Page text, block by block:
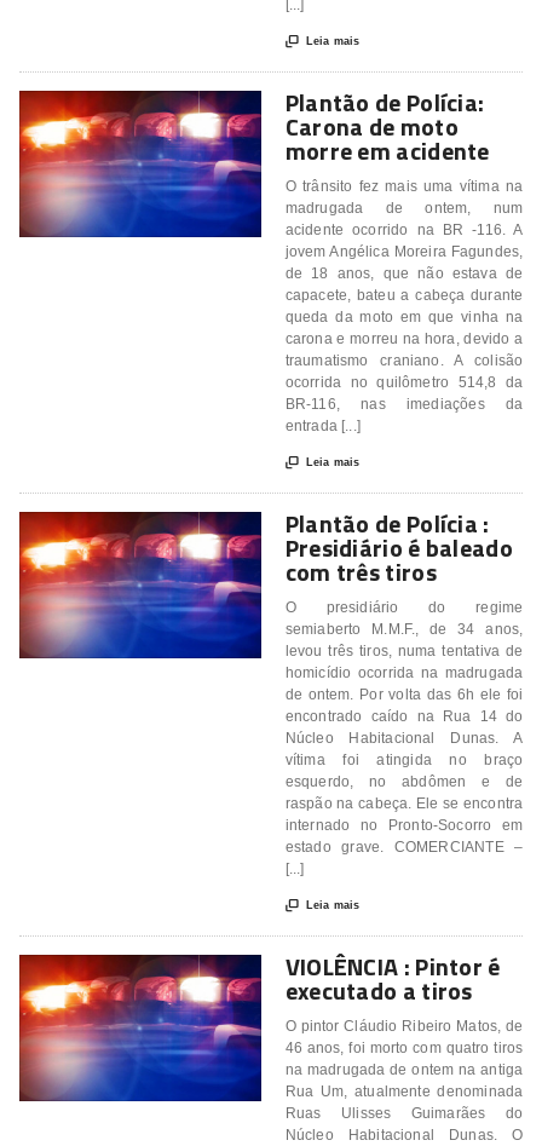
[...]
 Leia mais
Plantão de Polícia:
Carona de moto
morre em acidente
O trânsito fez mais uma vítima na
madrugada de ontem, num
acidente ocorrido na BR -116. A
jovem Angélica Moreira Fagundes,
de 18 anos, que não estava de
capacete, bateu a cabeça durante
queda da moto em que vinha na
carona e morreu na hora, devido a
traumatismo craniano. A colisão
ocorrida no quilômetro 514,8 da
BR-116, nas imediações da
entrada [...]
 Leia mais
Plantão de Polícia :
Presidiário é baleado
com três tiros
O presidiário do regime
semiaberto M.M.F., de 34 anos,
levou três tiros, numa tentativa de
homicídio ocorrida na madrugada
de ontem. Por volta das 6h ele foi
encontrado caído na Rua 14 do
Núcleo Habitacional Dunas. A
vítima foi atingida no braço
esquerdo, no abdômen e de
raspão na cabeça. Ele se encontra
internado no Pronto-Socorro em
estado grave. COMERCIANTE –
[...]
 Leia mais
VIOLÊNCIA : Pintor é
executado a tiros
O pintor Cláudio Ribeiro Matos, de
46 anos, foi morto com quatro tiros
na madrugada de ontem na antiga
Rua Um, atualmente denominada
Ruas Ulisses Guimarães do
Núcleo Habitacional Dunas. O